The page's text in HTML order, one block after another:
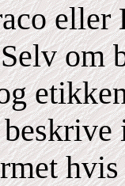
eller
om
hvis